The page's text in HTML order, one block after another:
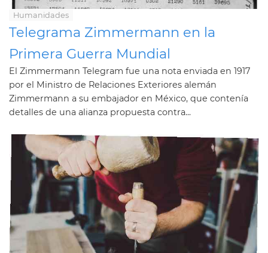
Humanidades
Telegrama Zimmermann en la
Primera Guerra Mundial
El Zimmermann Telegram fue una nota enviada en 1917
por el Ministro de Relaciones Exteriores alemán
Zimmermann a su embajador en México, que contenía
detalles de una alianza propuesta contra...